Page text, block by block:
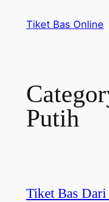
Tiket Bas Online
Putih
Tiket Bas